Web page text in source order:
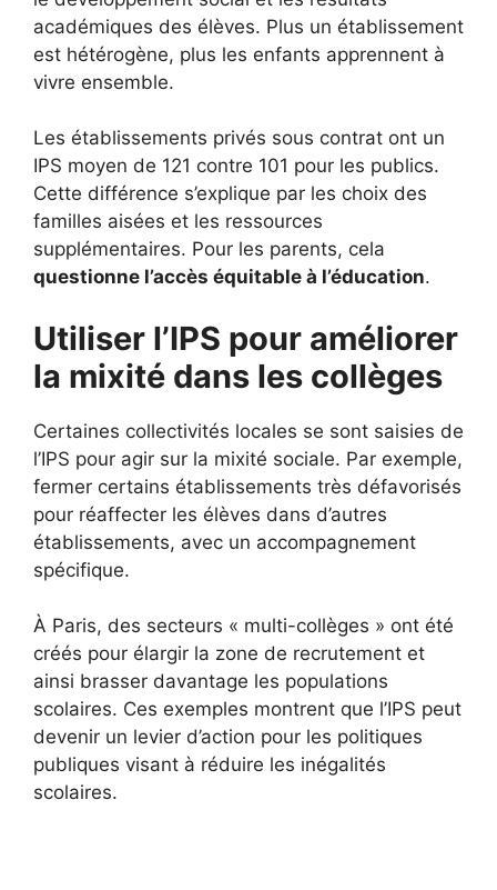
académiques des élèves. Plus un établissement
est hétérogène, plus les enfants apprennent à
vivre ensemble.
Les établissements privés sous contrat ont un
IPS moyen de 121 contre 101 pour les publics.
Cette différence s’explique par les choix des
familles aisées et les ressources
supplémentaires. Pour les parents, cela
questionne l’accès équitable à l’éducation.
Utiliser l’IPS pour améliorer
la mixité dans les collèges
Certaines collectivités locales se sont saisies de
l’IPS pour agir sur la mixité sociale. Par exemple,
fermer certains établissements très défavorisés
pour réaffecter les élèves dans d’autres
établissements, avec un accompagnement
spécifique.
À Paris, des secteurs « multi-collèges » ont été
créés pour élargir la zone de recrutement et
ainsi brasser davantage les populations
scolaires. Ces exemples montrent que l’IPS peut
devenir un levier d’action pour les politiques
publiques visant à réduire les inégalités
scolaires.